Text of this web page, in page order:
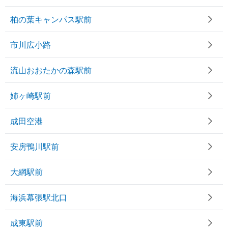
柏の葉キャンパス駅前
市川広小路
流山おおたかの森駅前
姉ヶ崎駅前
成田空港
安房鴨川駅前
大網駅前
海浜幕張駅北口
成東駅前